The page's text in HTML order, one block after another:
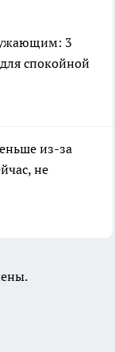
3
спокойной
из-за
не